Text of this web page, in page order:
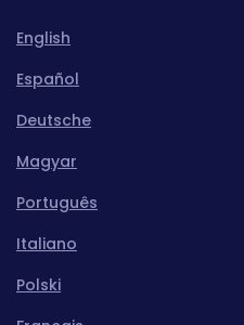
English
Español
Deutsche
Magyar
Português
Italiano
Polski